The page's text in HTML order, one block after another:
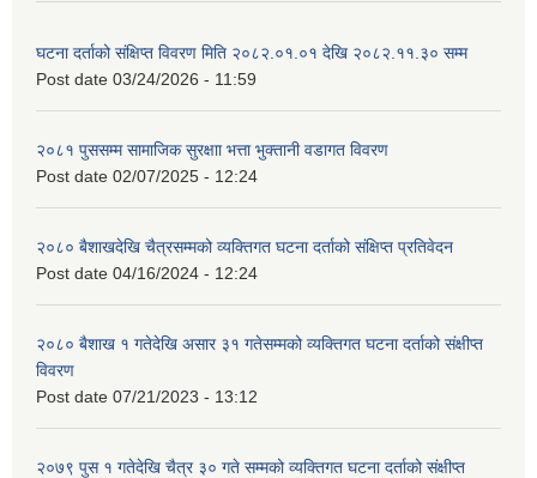
घटना दर्ताको संक्षिप्त विवरण मिति २०८२.०१.०१ देखि २०८२.११.३० सम्म
Post date 03/24/2026 - 11:59
२०८१ पुससम्म सामाजिक सुरक्षाा भत्ता भुक्तानी वडागत विवरण
Post date 02/07/2025 - 12:24
२०८० बैशाखदेखि चैत्रसम्मको व्यक्तिगत घटना दर्ताको संक्षिप्त प्रतिवेदन
Post date 04/16/2024 - 12:24
२०८० बैशाख १ गतेदेखि असार ३१ गतेसम्मको व्यक्तिगत घटना दर्ताको संक्षीप्त
विवरण
Post date 07/21/2023 - 13:12
२०७९ पुस १ गतेदेखि चैत्र ३० गते सम्मको व्यक्तिगत घटना दर्ताको संक्षीप्त